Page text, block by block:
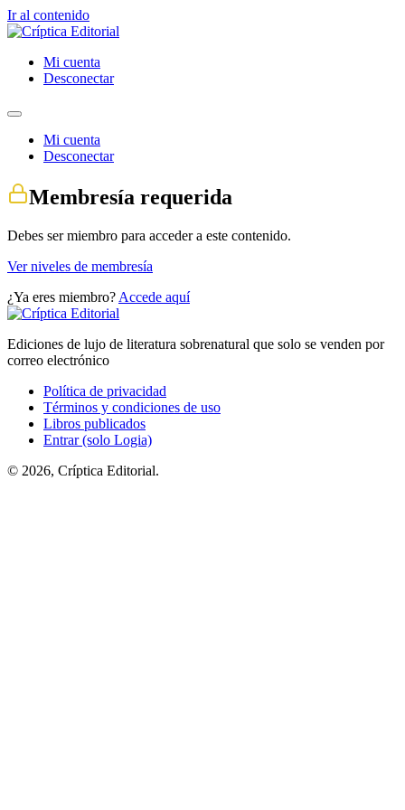
Ir al contenido
Mi cuenta
Desconectar
Mi cuenta
Desconectar
Membresía requerida
Debes ser miembro para acceder a este contenido.
Ver niveles de membresía
¿Ya eres miembro? Accede aquí
Ediciones de lujo de literatura sobrenatural que solo se venden por
correo electrónico
Política de privacidad
Términos y condiciones de uso
Libros publicados
Entrar (solo Logia)
© 2026, Críptica Editorial.